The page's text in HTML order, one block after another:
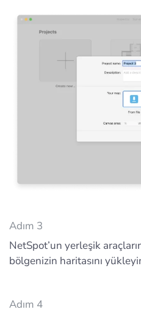
Adım 3
NetSpot’un yerleşik
bölgenizin haritasını
Adım 4